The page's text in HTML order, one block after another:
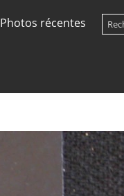
Photos récentes